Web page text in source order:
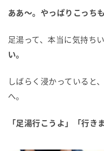
ああ～。やっぱりこっち
足湯って、本当に気持ち
い。
しばらく浸かっていると
へ。
「足湯行こうよ」「行き